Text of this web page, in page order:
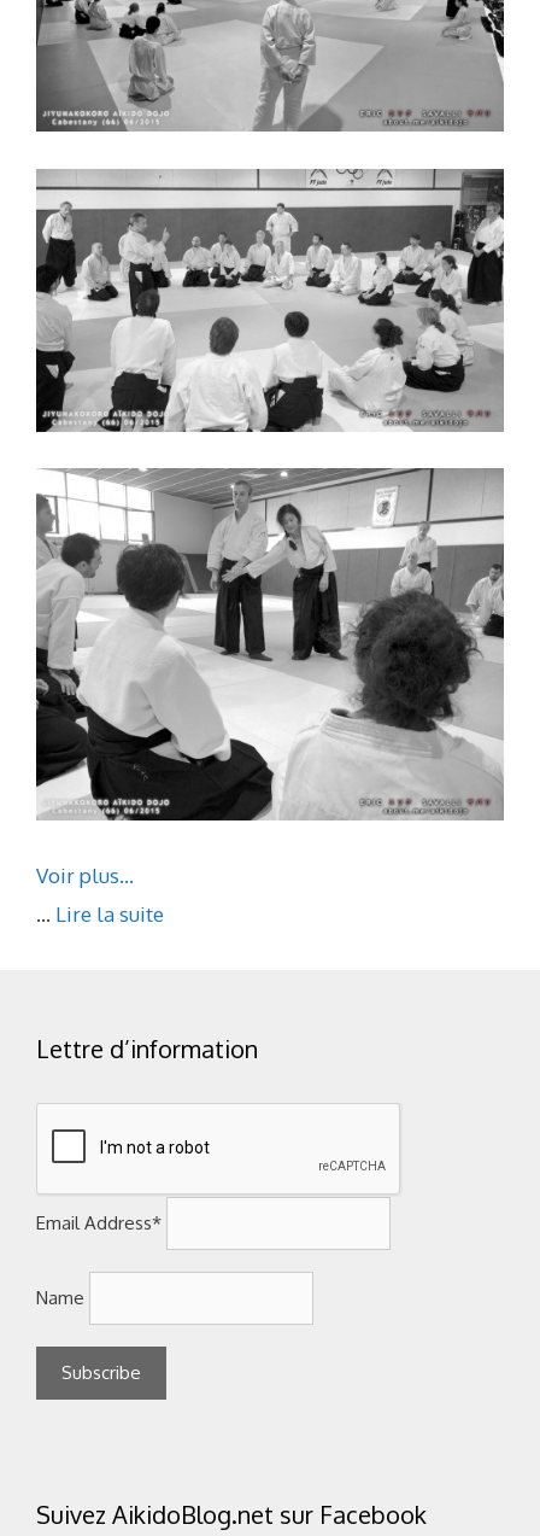
Voir plus…
... Lire la suite
Lettre d’information
Email Address*
Name
Suivez AikidoBlog.net sur Facebook